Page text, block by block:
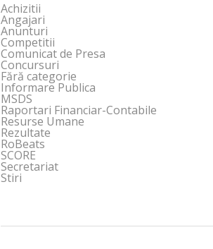
Achizitii
Angajari
Anunturi
Competitii
Comunicat de Presa
Concursuri
Fără categorie
Informare Publica
MSDS
Raportari Financiar-Contabile
Resurse Umane
Rezultate
RoBeats
SCORE
Secretariat
Stiri